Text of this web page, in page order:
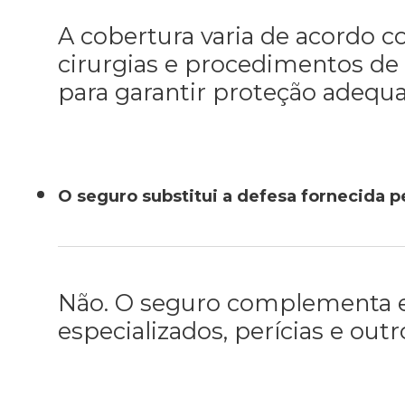
A cobertura varia de acordo
cirurgias e procedimentos
para garantir proteção
O seguro substitui a defesa fornecida
Não. O seguro complementa
especializados, perícias e